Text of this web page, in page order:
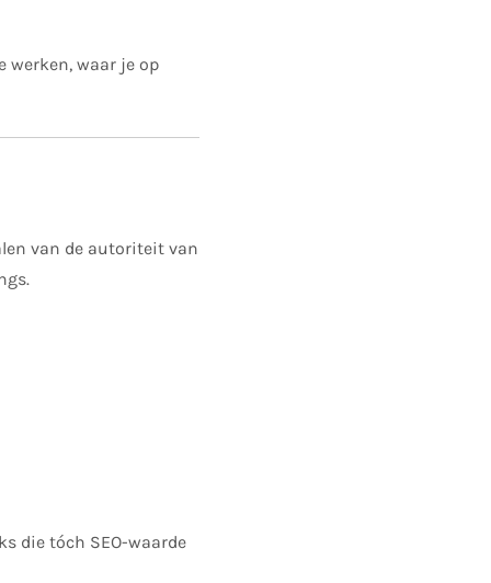
werken, waar je op
van de autoriteit van
die tóch SEO-waarde